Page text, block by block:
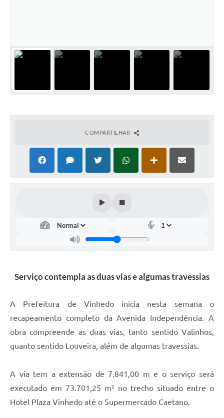
Sistema de Protocolo
Contratos
Carta de Serviços
Links Úteis
Serviços Online
COMPARTILHAR
Serviço contempla as duas vias e algumas travessias
A Prefeitura de Vinhedo inicia nesta semana o
recapeamento completo da Avenida Independência. A
obra compreende as duas vias, tanto sentido Valinhos,
quanto sentido Louveira, além de algumas travessias.
A via tem a extensão de 7.841,00 m e o serviço será
executado em 73.701,25 m² no trecho situado entre o
Hotel Plaza Vinhedo até o Supermercado Caetano.